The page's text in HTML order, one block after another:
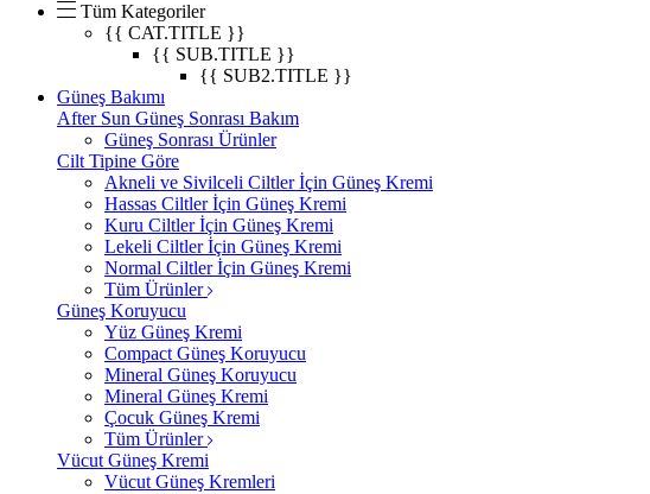
Tüm Kategoriler
{{ CAT.TITLE }}
{{ SUB.TITLE }}
{{ SUB2.TITLE }}
Güneş Bakımı
After Sun Güneş Sonrası Bakım
Güneş Sonrası Ürünler
Cilt Tipine Göre
Akneli ve Sivilceli Ciltler İçin Güneş Kremi
Hassas Ciltler İçin Güneş Kremi
Kuru Ciltler İçin Güneş Kremi
Lekeli Ciltler İçin Güneş Kremi
Normal Ciltler İçin Güneş Kremi
Tüm Ürünler
Güneş Koruyucu
Yüz Güneş Kremi
Compact Güneş Koruyucu
Mineral Güneş Koruyucu
Mineral Güneş Kremi
Çocuk Güneş Kremi
Tüm Ürünler
Vücut Güneş Kremi
Vücut Güneş Kremleri